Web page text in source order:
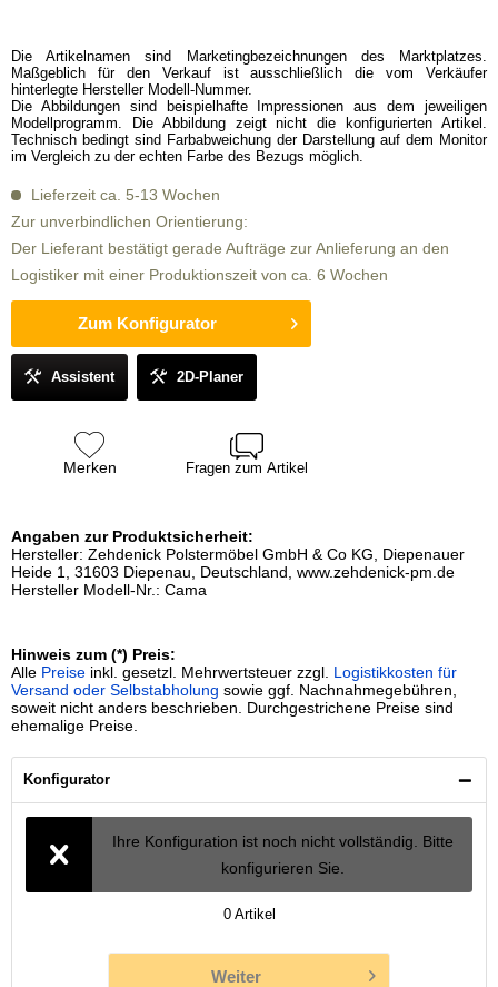
Die Artikelnamen sind Marketingbezeichnungen des Marktplatzes.
Maßgeblich für den Verkauf ist ausschließlich die vom Verkäufer
hinterlegte Hersteller Modell-Nummer.
Die Abbildungen sind beispielhafte Impressionen aus dem jeweiligen
Modellprogramm. Die Abbildung zeigt nicht die konfigurierten Artikel.
Technisch bedingt sind Farbabweichung der Darstellung auf dem Monitor
im Vergleich zu der echten Farbe des Bezugs möglich.
Lieferzeit ca. 5-13 Wochen
Zur unverbindlichen Orientierung:
Der Lieferant bestätigt gerade Aufträge zur Anlieferung an den
Logistiker mit einer Produktionszeit von ca. 6 Wochen
Zum Konfigurator
Assistent 2D-Planer
Merken Fragen zum Artikel
Angaben zur Produktsicherheit:
Hersteller: Zehdenick Polstermöbel GmbH & Co KG, Diepenauer
Heide 1, 31603 Diepenau, Deutschland, www.zehdenick-pm.de
Hersteller Modell-Nr.: Cama
Hinweis zum (*) Preis:
Alle Preise inkl. gesetzl. Mehrwertsteuer zzgl. Logistikkosten für
Versand oder Selbstabholung sowie ggf. Nachnahmegebühren,
soweit nicht anders beschrieben. Durchgestrichene Preise sind
ehemalige Preise.
Konfigurator
Ihre Konfiguration ist noch nicht vollständig. Bitte
konfigurieren Sie.
0 Artikel
Weiter